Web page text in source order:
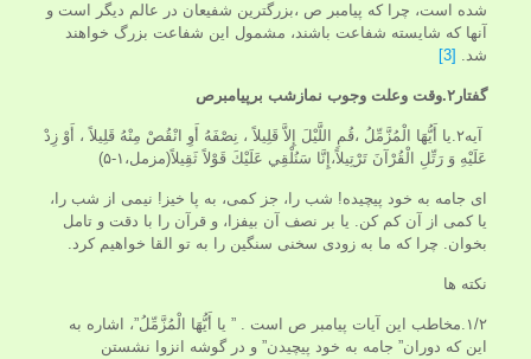
شده است، چرا كه پيامبر ص ،بزرگترين شفيعان در عالم ديگر است و
آنها كه شايسته شفاعت باشند، مشمول اين شفاعت بزرگ خواهند
شد. [3]
گفتار ۲.وقت وعلت وجوب نمازشب برپیامبرص
آیه۲.يا أَيُّهَا الْمُزَّمِّلُ ،قُمِ اللَّيْلَ إِلاَّ قَلِيلاً ، نِصْفَهُ أَوِ انْقُصْ مِنْهُ قَلِيلاً ، أَوْ زِدْ
عَلَيْهِ وَ رَتِّلِ الْقُرْآنَ تَرْتِيلاً،إِنَّا سَنُلْقِي عَلَيْكَ قَوْلاً ثَقِيلاً(مزمل،۱-۵)
اى جامه به خود پيچيده! شب را، جز كمى، به پا خيز! نيمى از شب را،
يا كمى از آن كم كن. يا بر نصف آن بيفزا، و قرآن را با دقت و تامل
بخوان. چرا كه ما به زودى سخنى سنگين را به تو القا خواهيم كرد.
نکته ها
۱/۲.مخاطب اين آيات پيامبر ص است . ” يا أَيُّهَا الْمُزَّمِّلُ”، اشاره به
اين كه دوران” جامه به خود پيچيدن” و در گوشه انزوا نشستن